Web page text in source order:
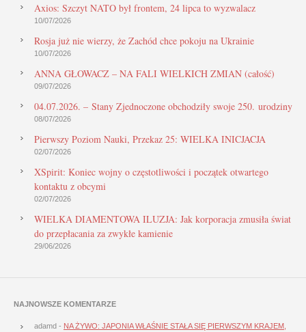
Axios: Szczyt NATO był frontem, 24 lipca to wyzwalacz
10/07/2026
Rosja już nie wierzy, że Zachód chce pokoju na Ukrainie
10/07/2026
ANNA GŁOWACZ – NA FALI WIELKICH ZMIAN (całość)
09/07/2026
04.07.2026. – Stany Zjednoczone obchodziły swoje 250. urodziny
08/07/2026
Pierwszy Poziom Nauki, Przekaz 25: WIELKA INICJACJA
02/07/2026
XSpirit: Koniec wojny o częstotliwości i początek otwartego
kontaktu z obcymi
02/07/2026
WIELKA DIAMENTOWA ILUZJA: Jak korporacja zmusiła świat
do przepłacania za zwykłe kamienie
29/06/2026
NAJNOWSZE KOMENTARZE
adamd - NA ŻYWO: JAPONIA WŁAŚNIE STAŁA SIĘ PIERWSZYM KRAJEM,